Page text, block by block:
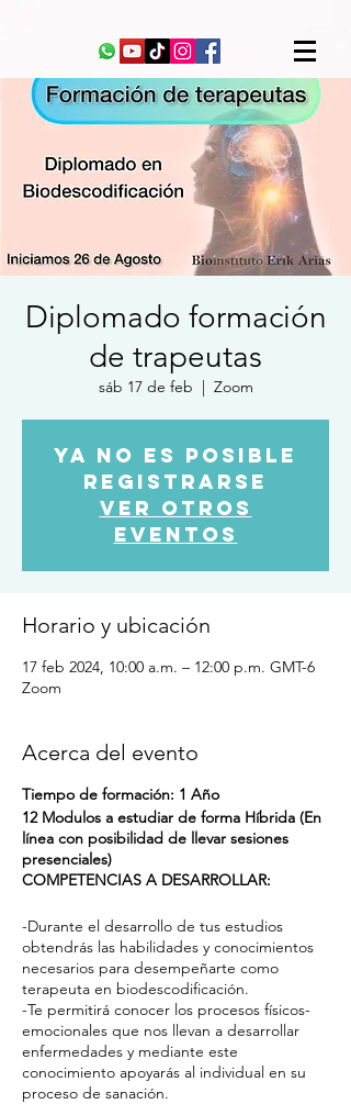
Diplomado formación
de trapeutas
sáb 17 de feb
  |
Zoom
Ya no es posible
registrarse
Ver otros
eventos
Horario y ubicación
17 feb 2024, 10:00 a.m. – 12:00 p.m. GMT-6
Zoom
Acerca del evento
Tiempo de formación: 1 Año
12 Modulos a estudiar de forma Híbrida (En
línea con posibilidad de llevar sesiones
presenciales)
COMPETENCIAS A DESARROLLAR:
-Durante el desarrollo de tus estudios
obtendrás las habilidades y conocimientos
necesarios para desempeñarte como
terapeuta en biodescodificación.
-Te permitirá conocer los procesos físicos-
emocionales que nos llevan a desarrollar
enfermedades y mediante este
conocimiento apoyarás al individual en su
proceso de sanación.